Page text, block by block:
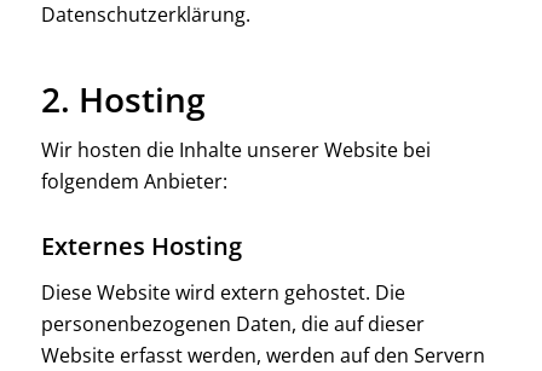
Datenschutzerklärung.
2. Hosting
Wir hosten die Inhalte unserer Website bei
folgendem Anbieter:
Externes Hosting
Diese Website wird extern gehostet. Die
personenbezogenen Daten, die auf dieser
Website erfasst werden, werden auf den Servern